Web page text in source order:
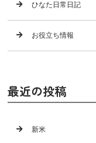
ひなた日常日記
お役立ち情報
最近の投稿
新米